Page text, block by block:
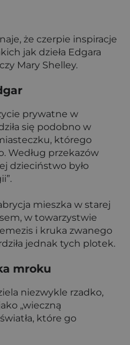
że czerpie inspiracje
jak dzieła Edgara
Mary Shelley.
prywatne w
się podobno w
którego
Według przekazów
dzieciństwo było
mieszka w starej
w towarzystwie
i kruka zwanego
jednak tych plotek.
mroku
niezwykle rzadko,
„wieczną
które go